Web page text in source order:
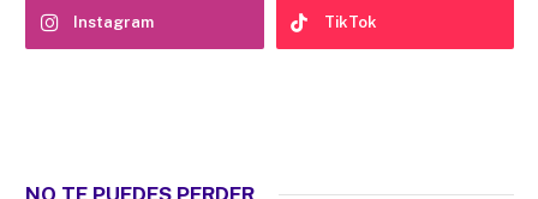
Instagram TikTok
NO TE PUEDES PERDER